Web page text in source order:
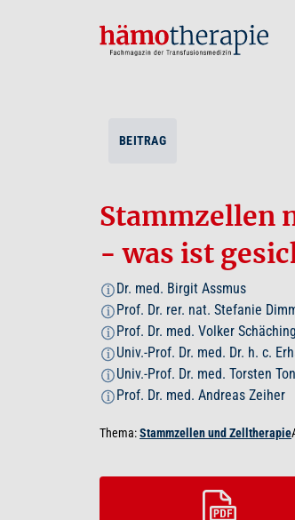
BEITRAG
Stammzellen
- was ist
i Dr. med. Birgit Assmus
i Prof. Dr. rer. nat. Stefanie
i Prof. Dr. med. Volker
i Univ.-Prof. Dr. med. Dr. h. c.
i Univ.-Prof. Dr. med. Torsten
i Prof. Dr. med. Andreas Zeiher
Thema:Stammzellen und Zelltherapie